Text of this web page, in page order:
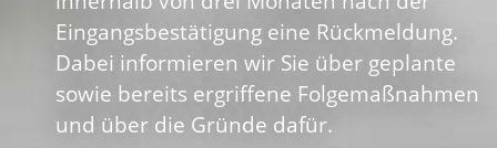
Eingangsbestätigung eine Rückmeldung.
Dabei informieren wir Sie über geplante
sowie bereits ergriffene Folgemaßnahmen
und über die Gründe dafür.